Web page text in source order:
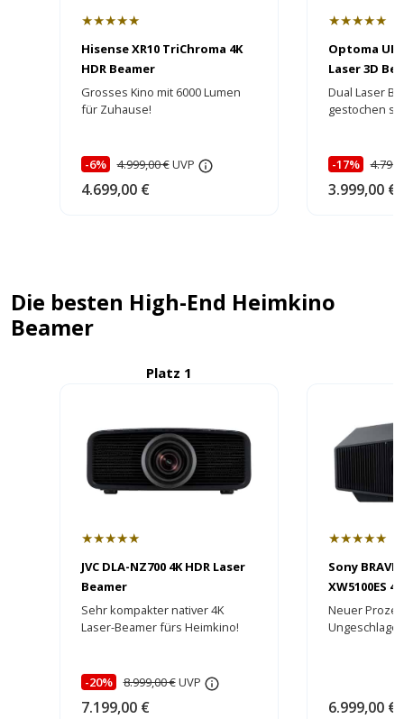
★★★★★
Hisense XR10 TriChroma 4K
HDR Beamer
Grosses Kino mit 6000 Lumen
für Zuhause!
-6% 4.999,00 €UVP
4.699,00 €
★★★★★
Optoma
Laser 3D
Dual Laser
gestochen
-17%
3.999,00 €
Die besten High-End Heimkino
Beamer
Platz 1
★★★★★
JVC DLA-NZ700 4K HDR Laser
Beamer
Sehr kompakter nativer 4K
Laser-Beamer fürs Heimkino!
-20% 8.999,00 €UVP
7.199,00 €
★★★★★
Sony
XW5100ES
-
Neuer
6.999,00 €